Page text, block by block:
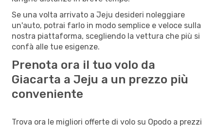
Se una volta arrivato a Jeju desideri noleggiare
un'auto, potrai farlo in modo semplice e veloce sulla
nostra piattaforma, scegliendo la vettura che più si
confà alle tue esigenze.
Prenota ora il tuo volo da
Giacarta a Jeju a un prezzo più
conveniente
Trova ora le migliori offerte di volo su Opodo a prezzi